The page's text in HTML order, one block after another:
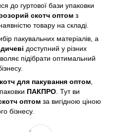
до гуртової бази упаковки
скотч оптом з
товару на складі.
пакувальних матеріалів, а
доступний у різних
підібрати оптимальний
для пакування оптом
ПАКПРО . Тут ви
оптом за вигідною ціною
бізнесу.